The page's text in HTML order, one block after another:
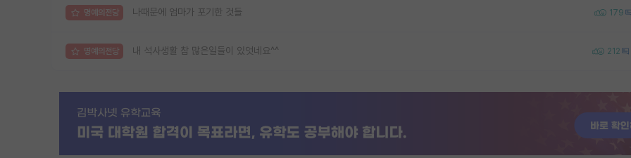
명예의전당 나때문에 엄마가 포기한 것들 179
명예의전당 내 석사생활 참 많은일들이 있엇네요^^ 212